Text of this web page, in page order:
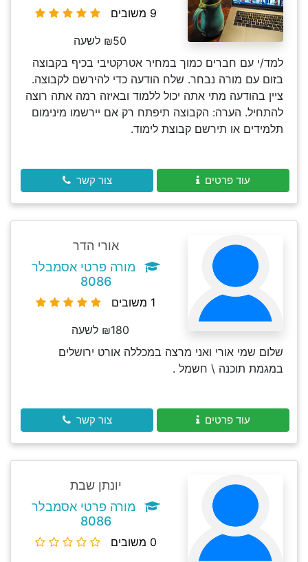
9 משובים
₪50 לשעה
למד/י עם חברים כמוך במחיר אטרקטיבי בכיף בקבוצה
בזום עם מורה נבחר. שלח הודעה כדי להירשם לקבוצה.
ציין בהודעה מתי אתה יכול ללמוד ובאיזה רמה אתה רוצה
להתחיל. הערה: הקבוצה תיפתח רק אם יירשמו מינימום
תלמידים או תירשם קבוצת לימוד.
עוד פרטים צור קשר
אורי הדר
מורה פרטי אסמבלר
8086
1 משובים
₪180 לשעה
שלום שמי אורי ואני מרצה במכללה אורט ירושלים
במגמת תוכנה \ חשמל .
עוד פרטים צור קשר
יונתן שבת
מורה פרטי אסמבלר
8086
0 משובים